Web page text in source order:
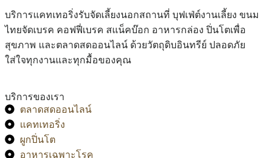
บริการแคทเทอริ่งรับจัดเลี้ยงนอกสถานที่ บุฟเฟ่ต์งานเลี้ยง ขนม
ไทยจัดเบรค คอฟฟี่เบรค สแน็คบ๊อก อาหารกล่อง ปิ่นโตเพื่อ
สุขภาพ และตลาดสดออนไลน์ ด้วยวัตถุดิบอินทรีย์ ปลอดภัย
ใส่ใจทุกงานและทุกมื้อของคุณ
บริการของเรา
ตลาดสดออนไลน์
แคทเทอริ่ง
ผูกปิ่นโต
อาหารเฉพาะโรค